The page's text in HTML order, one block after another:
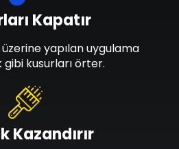
Kazandırır
Kapatır
üzerine yapılan uygulama
kusurları örter.